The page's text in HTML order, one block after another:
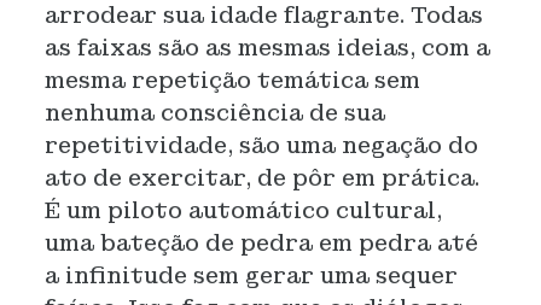
arrodear sua idade flagrante. Todas
as faixas são as mesmas ideias, com a
mesma repetição temática sem
nenhuma consciência de sua
repetitividade, são uma negação do
ato de exercitar, de pôr em prática.
É um piloto automático cultural,
uma bateção de pedra em pedra até
a infinitude sem gerar uma sequer